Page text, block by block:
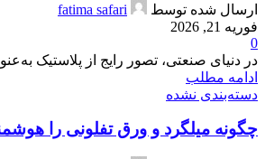
ارسال شده توسط
fatima safari
فوریه 21, 2026
0
در دنیای صنعتی، تصور رایج از پلاستیک
ادامه مطلب
دسته‌بندی نشده
چگونه میلگرد و ورق تفلونی را